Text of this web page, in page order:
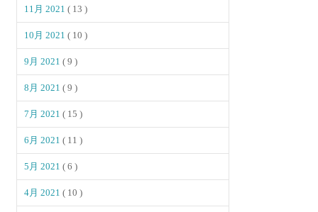
11月 2021( 13 )
10月 2021( 10 )
9月 2021( 9 )
8月 2021( 9 )
7月 2021( 15 )
6月 2021( 11 )
5月 2021( 6 )
4月 2021( 10 )